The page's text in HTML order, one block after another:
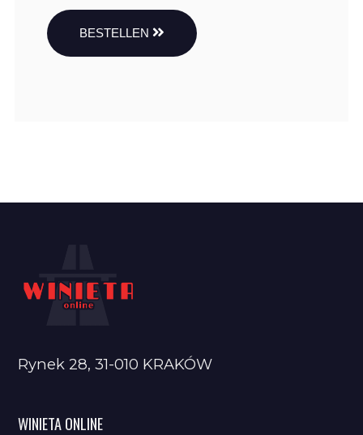
BESTELLEN
Rynek 28, 31-010 KRAKÓW
WINIETA ONLINE